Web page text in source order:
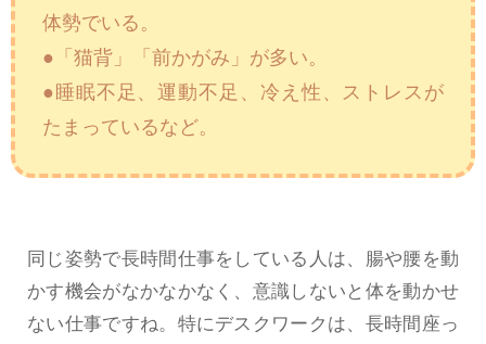
体勢でいる。
●「猫背」「前かがみ」が多い。
●睡眠不足、運動不足、冷え性、ストレスが
たまっているなど。
同じ姿勢で長時間仕事をしている人は、腸や腰を動
かす機会がなかなかなく、意識しないと体を動かせ
ない仕事ですね。特にデスクワークは、長時間座っ